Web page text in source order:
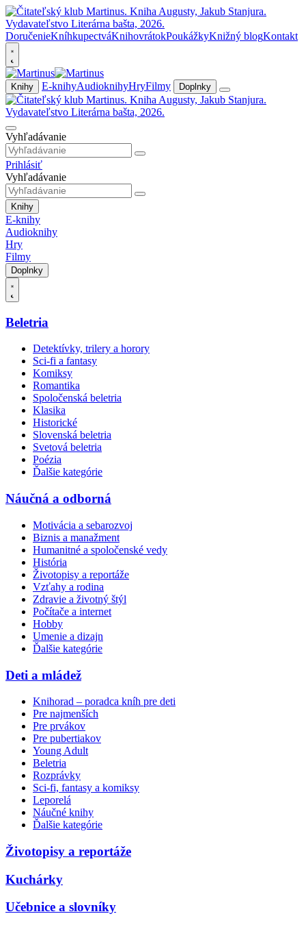
DoručenieKníhkupectváKnihovrátokPoukážkyKnižný blogKontakt
Knihy E-knihyAudioknihyHryFilmy Doplnky
Vyhľadávanie
Prihlásiť
Vyhľadávanie
Knihy
E-knihy
Audioknihy
Hry
Filmy
Doplnky
Beletria
Detektívky, trilery a horory
Sci-fi a fantasy
Komiksy
Romantika
Spoločenská beletria
Klasika
Historické
Slovenská beletria
Svetová beletria
Poézia
Ďalšie kategórie
Náučná a odborná
Motivácia a sebarozvoj
Biznis a manažment
Humanitné a spoločenské vedy
História
Životopisy a reportáže
Vzťahy a rodina
Zdravie a životný štýl
Počítače a internet
Hobby
Umenie a dizajn
Ďalšie kategórie
Deti a mládež
Knihorad – poradca kníh pre deti
Pre najmenších
Pre prvákov
Pre pubertiakov
Young Adult
Beletria
Rozprávky
Sci-fi, fantasy a komiksy
Leporelá
Náučné knihy
Ďalšie kategórie
Životopisy a reportáže
Kuchárky
Učebnice a slovníky